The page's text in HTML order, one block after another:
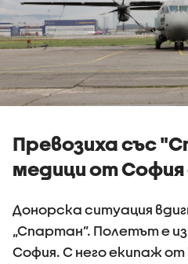
Превозиха със
медици от София
Донорска ситуация
„Спартан”. Полетът е
София. С него екипаж от